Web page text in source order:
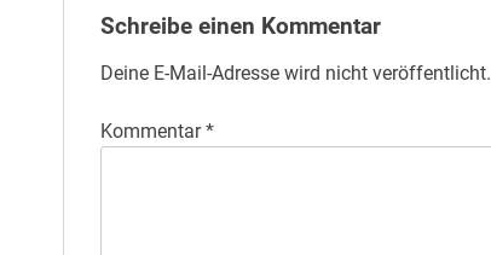
Schreibe einen Kommentar
Deine E-Mail-Adresse wird nicht veröffentlicht.
Kommentar*